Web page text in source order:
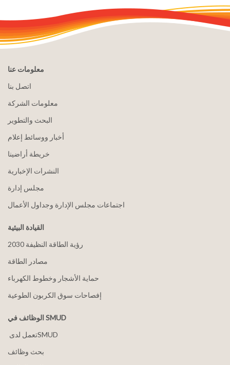
معلومات عنا
اتصل بنا
معلومات الشركة
البحث والتطوير
أخبار ووسائط إعلام
خريطة أراضينا
النشرات الإخبارية
مجلس إدارة
اجتماعات مجلس الإدارة وجداول الأعمال
القيادة البيئية
2030 رؤية الطاقة النظيفة
مصادر الطاقة
حماية الأشجار وخطوط الكهرباء
إفصاحات سوق الكربون الطوعية
الوظائف في SMUD
بحث وظائف